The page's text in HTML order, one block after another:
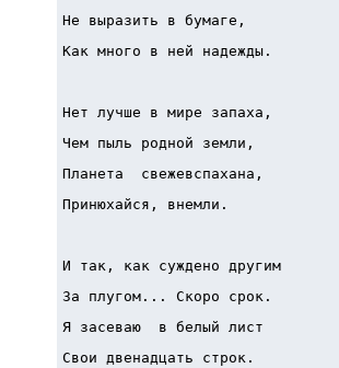
Не выразить в бумаге,
Как много в ней надежды.
Нет лучше в мире запаха,
Чем пыль родной земли,
Планета  свежевспахана,
Принюхайся, внемли.
И так, как суждено другим
За плугом... Скоро срок.
Я засеваю  в белый лист
Свои двенадцать строк.